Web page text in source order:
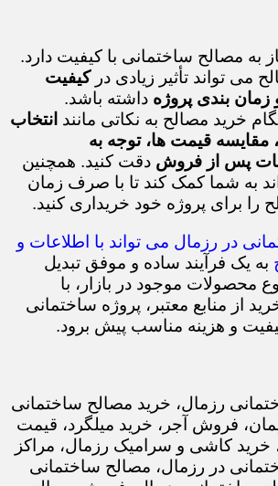
به مصالح ساختمانی با کیفیت دارد.
می تواند تأثیر زیادی درکیفیت
بندی پروژه داشته باشد.
خرید مصالح به نکاتی مانند انتخاب
مقایسه قیمت ها، توجه به
پس از فروش دقت کنید. همچنین
به شما کمک کند تا با صرف زمان
را برای پروژه خود خریداری کنید.
در رزمال می تواند با اطلاعات و
به یک فرآیند ساده و موفق تبدیل
محصولات موجود در بازار، با
از منابع معتبر، پروژه ساختمانی
و هزینه مناسب پیش برود.
رزمال، خرید مصالح ساختمانی
فروش آجر، خرید میلگرد، قیمت
خرید کاشی و سرامیک رزمال، مراکز
در رزمال، مصالح ساختمانی